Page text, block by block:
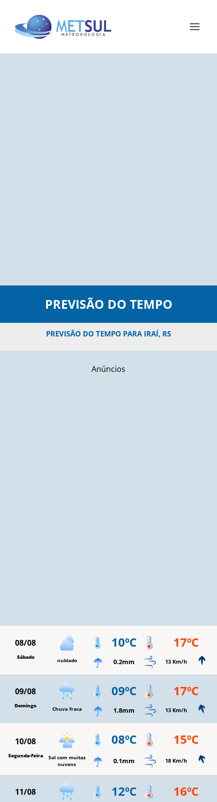
PREVISÃO DO TEMPO
PREVISÃO DO TEMPO PARA IRAÍ, RS
Anúncios
08/08
Sábado nublado
10ºC 17ºC
0.2mm 13 Km/h
09/08
Domingo Chuva fraca
09ºC 17ºC
1.8mm 13 Km/h
10/08
Segunda-Feira
Sol com muitas
nuvens
08ºC 15ºC
0.1mm 18 Km/h
11/08 12ºC 16ºC